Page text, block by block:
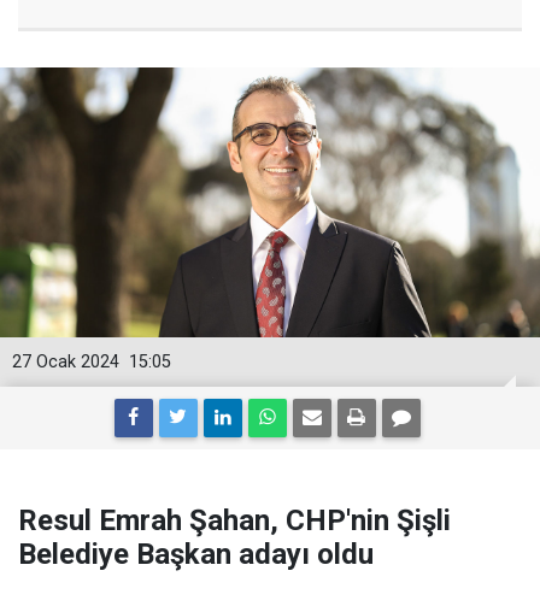
15:05
27 Ocak 2024
Resul Emrah Şahan, CHP'nin Şişli
Belediye Başkan adayı oldu